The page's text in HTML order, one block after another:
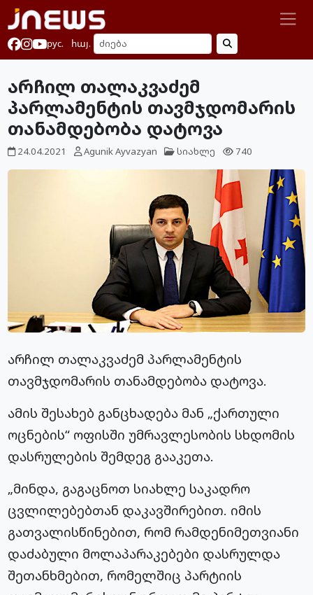
рус. հայ.
არჩილ თალაკვაძემ
პარლამენტის თავმჯდომარის
თანამდებობა დატოვა
24.04.2021 Agunik Ayvazyan სიახლე 740
არჩილ თალაკვაძემ პარლამენტის
თავმჯდომარის თანამდებობა დატოვა.
ამის შესახებ განცხადება მან „ქართული
ოცნების“ ოფისში უმრავლესობის სხდომის
დასრულების შემდეგ გააკეთა.
„მინდა, გაგაცნოთ სიახლე საკადრო
ცვლილებებთან დაკავშირებით. იმის
გათვალისწინებით, რომ რამდენიმეთვიანი
დაძაბული მოლაპარაკებები დასრულდა
შეთანხმებით, რომელშიც პარტიის